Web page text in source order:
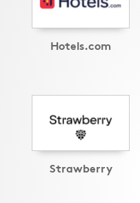
Hotels.com
Strawberry